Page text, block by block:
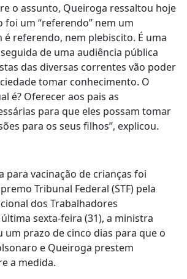
o assunto, Queiroga ressaltou hoje
foi um “referendo” nem um
é referendo, nem plebiscito. É uma
de uma audiência pública
das diversas correntes vão poder
tomar conhecimento. O
é? Oferecer aos pais as
para que eles possam tomar
para os seus filhos”, explicou.
para vacinação de crianças foi
Tribunal Federal (STF) pela
dos Trabalhadores
sexta-feira (31), a ministra
um prazo de cinco dias para que o
e Queiroga prestem
a medida.